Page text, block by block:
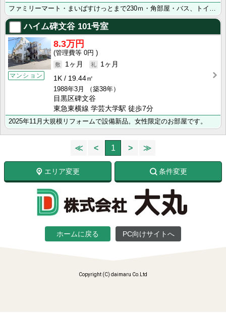
ファミリーマート・まいばすけっとまで230ｍ・角部屋・バス、トイレ別・追焚付浴室・CATV・CATV･･･
ハイム碑文谷 101号室
マンション
8.3万円
0円
1ヶ月
1ヶ月
1K
19.44㎡
1988年3月
（築38年）
目黒区碑文谷
東急東横線 学芸大学駅 徒歩7分
2025年11月大規模リフォームで設備新品。女性限定のお部屋です。
≪ < 1 > ≫
エリア変更 条件変更
ホームに戻る PC向けサイトへ
Copyright (C) daimaru Co.Ltd